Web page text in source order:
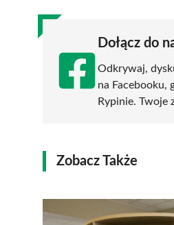
Dołącz do
Odkrywaj,
na Facebooku,
Rypinie. Twoje
Zobacz Także